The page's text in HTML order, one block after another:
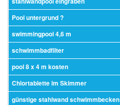
Pool untergrund ?
swimmingpool 4,6 m
schwimmbadfilter
pool 8 x 4 m kosten
Chlortablette im Skimmer
günstige stahlwand schwimmbecken